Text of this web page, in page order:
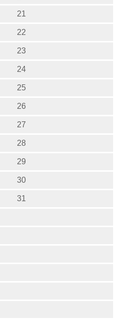
21
22
23
24
25
26
27
28
29
30
31